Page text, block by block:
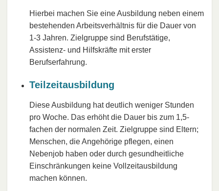
Hierbei machen Sie eine Ausbildung neben einem
bestehenden Arbeitsverhältnis für die Dauer von
1-3 Jahren. Zielgruppe sind Berufstätige,
Assistenz- und Hilfskräfte mit erster
Berufserfahrung.
Teilzeitausbildung
Diese Ausbildung hat deutlich weniger Stunden
pro Woche. Das erhöht die Dauer bis zum 1,5-
fachen der normalen Zeit. Zielgruppe sind Eltern;
Menschen, die Angehörige pflegen, einen
Nebenjob haben oder durch gesundheitliche
Einschränkungen keine Vollzeitausbildung
machen können.